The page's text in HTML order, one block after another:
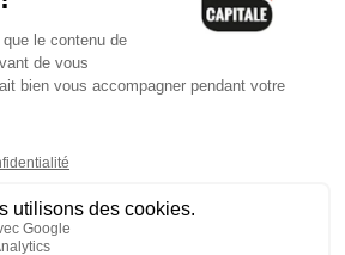
Mentions légales-CGV-Politique de
des cookies